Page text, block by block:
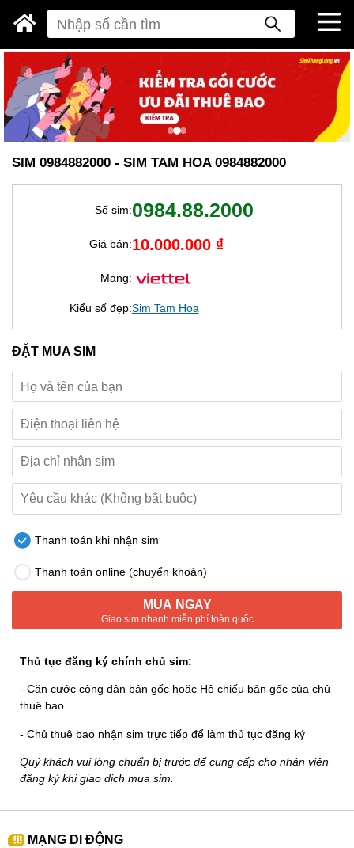
SIM 0984882000 - SIM TAM HOA 0984882000
Số sim:0984.88.2000
Giá bán:10.000.000 ₫
Mạng:
Kiểu số đẹp:Sim Tam Hoa
ĐẶT MUA SIM
Thanh toán khi nhận sim
Thanh toán online (chuyển khoản)
MUA NGAY
Giao sim nhanh miễn phí toàn quốc
Thủ tục đăng ký chính chủ sim:
- Căn cước công dân bản gốc hoặc Hộ chiếu bản gốc của chủ
thuê bao
- Chủ thuê bao nhận sim trực tiếp để làm thủ tục đăng ký
Quý khách vui lòng chuẩn bị trước để cung cấp cho nhân viên
đăng ký khi giao dịch mua sim.
MẠNG DI ĐỘNG